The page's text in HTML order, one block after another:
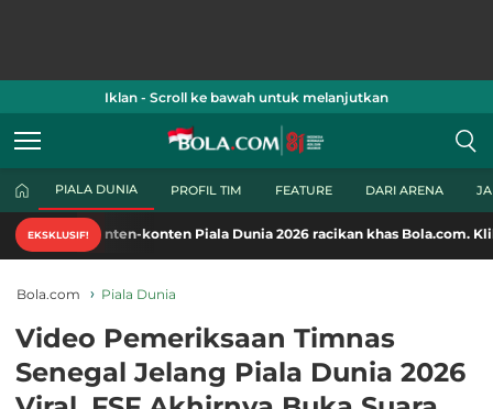
Iklan - Scroll ke bawah untuk melanjutkan
PIALA DUNIA PROFIL TIM FEATURE DARI ARENA
EKSKLUSIF!
konten Piala Dunia 2026 racikan khas Bola.com. Klik di sini!
Bola.com Piala Dunia
Video Pemeriksaan Timnas
Senegal Jelang Piala Dunia 2026